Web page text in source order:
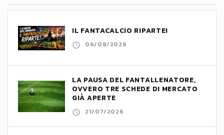
IL FANTACALCIO RIPARTE!
06/08/2026
LA PAUSA DEL FANTALLENATORE,
OVVERO TRE SCHEDE DI MERCATO
GIÀ APERTE
21/07/2026